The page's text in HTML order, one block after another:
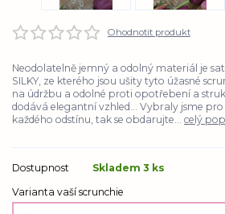
Ohodnotit produkt
Neodolatelně jemný a odolný materiál je
SILKY, ze kterého jsou ušity tyto úžasné
na údržbu a odolné proti opotřebení a
dodává elegantní vzhled... Vybraly jsme
každého odstínu, tak se obdarujte... celý
Dostupnost
Skladem 3 ks
Varianta vaší scrunchie